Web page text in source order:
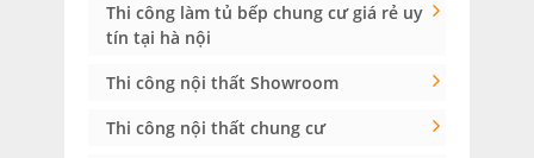
Thi công làm tủ bếp chung cư giá rẻ uy
tín tại hà nội
Thi công nội thất Showroom
Thi công nội thất chung cư